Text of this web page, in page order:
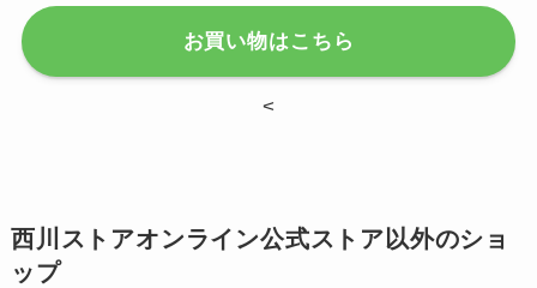
お買い物はこちら
<
西川ストアオンライン公式ストア以外のショ
ップ